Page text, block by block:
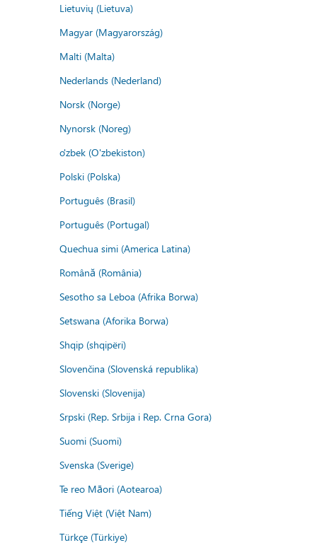
Lietuvių (Lietuva)
Magyar (Magyarország)
Malti (Malta)
Nederlands (Nederland)
Norsk (Norge)
Nynorsk (Noreg)
o'zbek (O'zbekiston)
Polski (Polska)
Português (Brasil)
Português (Portugal)
Quechua simi (America Latina)
Română (România)
Sesotho sa Leboa (Afrika Borwa)
Setswana (Aforika Borwa)
Shqip (shqipëri)
Slovenčina (Slovenská republika)
Slovenski (Slovenija)
Srpski (Rep. Srbija i Rep. Crna Gora)
Suomi (Suomi)
Svenska (Sverige)
Te reo Māori (Aotearoa)
Tiếng Việt (Việt Nam)
Türkçe (Türkiye)